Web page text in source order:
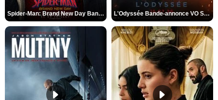
Spider-Man: Brand New Day Bande-annonce VO STFR L'Odyssée Bande-annonce VO STFR